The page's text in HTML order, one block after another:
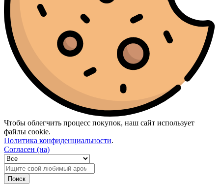
Чтобы облегчить процесс покупок, наш сайт использует
файлы cookie.
Политика конфиденциальности.
Согласен (на)
Поиск